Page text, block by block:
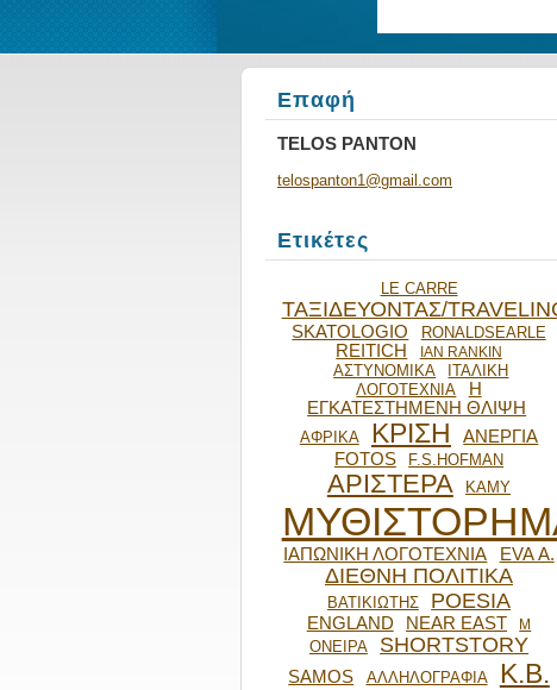
Επαφή
TELOS PANTON
telospanton1@gmail.com
Ετικέτες
LE CARRE
ΤΑΞΙΔΕΥΟΝΤΑΣ/
SKATOLOGIO RONALDSEARLE
REITICH IAN RANKIN
ΑΣΤΥΝΟΜΙΚΑ
ΙΤΑΛΙΚΗ
ΛΟΓΟΤΕΧΝΙΑ
Η
ΕΓΚΑΤΕΣΤΗΜΕΝΗ ΘΛΙΨΗ
ΑΦΡΙΚΑ ΚΡΙΣΗ
ΑΝΕΡΓΙΑ
FOTOS
F.S.HOFMAN
ΑΡΙΣΤΕΡΑ ΚΑΜΥ
ΙΑΠΩΝΙΚΗ ΛΟΓΟΤΕΧΝΙΑ EVA Α.
ΔΙΕΘΝΗ ΠΟΛΙΤΙΚΑ
ΒΑΤΙΚΙΩΤΗΣ POESIA
ENGLAND NEAR EAST Μ
ΟΝΕΙΡΑ SHORTSTORY
SAMOS ΑΛΛΗΛΟΓΡΑΦΙΑ Κ.Β.